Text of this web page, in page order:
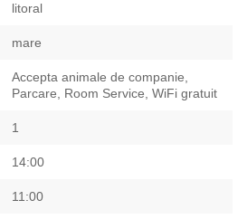
litoral
mare
Accepta animale de companie,
Parcare, Room Service, WiFi gratuit
1
14:00
11:00